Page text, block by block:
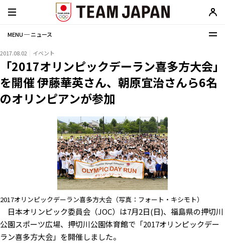
MENU ─ ニュース
2017.08.02 イベント
「2017オリンピックデーラン喜多方大会」
を開催 伊藤華英さん、朝原宜治さんら6名
のオリンピアンが参加
2017オリンピックデーラン喜多方大会（写真：フォート・キシモト）
日本オリンピック委員会（JOC）は7月2日(日)、福島県の押切川
公園スポーツ広場、押切川公園体育館で「2017オリンピックデー
ラン喜多方大会」を開催しました。